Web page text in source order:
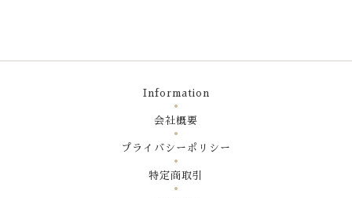
Information
会社概要
プライバシーポリシー
特定商取引